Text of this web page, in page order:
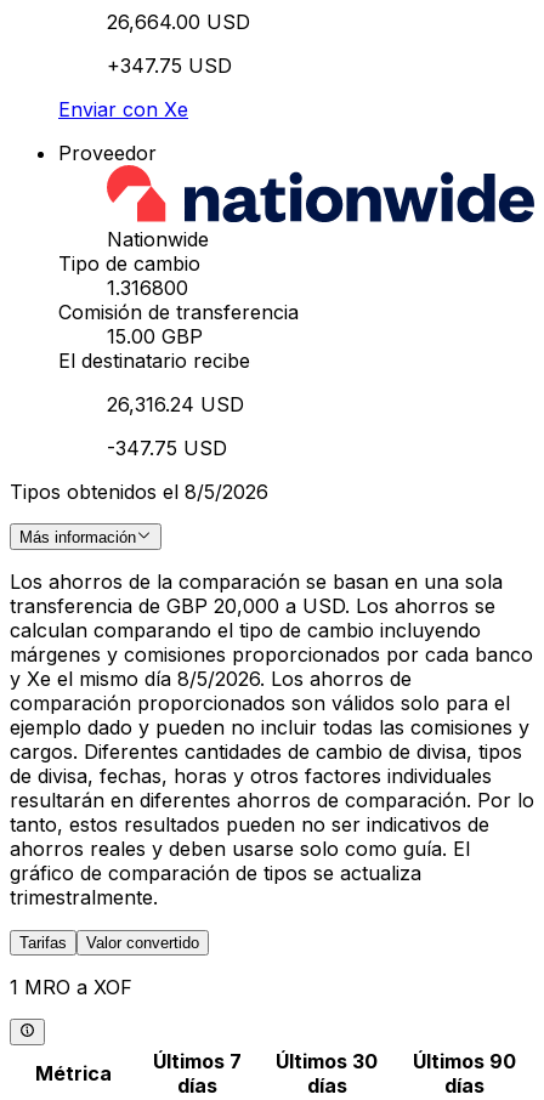
26,664.00 USD
+347.75 USD
Enviar con Xe
Proveedor
Nationwide
Tipo de cambio
1.316800
Comisión de transferencia
15.00 GBP
El destinatario recibe
26,316.24 USD
-347.75 USD
Tipos obtenidos el 8/5/2026
Más información
Los ahorros de la comparación se basan en una sola
transferencia de GBP 20,000 a USD. Los ahorros se
calculan comparando el tipo de cambio incluyendo
márgenes y comisiones proporcionados por cada banco
y Xe el mismo día 8/5/2026. Los ahorros de
comparación proporcionados son válidos solo para el
ejemplo dado y pueden no incluir todas las comisiones y
cargos. Diferentes cantidades de cambio de divisa, tipos
de divisa, fechas, horas y otros factores individuales
resultarán en diferentes ahorros de comparación. Por lo
tanto, estos resultados pueden no ser indicativos de
ahorros reales y deben usarse solo como guía. El
gráfico de comparación de tipos se actualiza
trimestralmente.
Tarifas Valor convertido
1 MRO a XOF
Métrica
Últimos 7
días
Últimos 30
días
Últimos 90
días